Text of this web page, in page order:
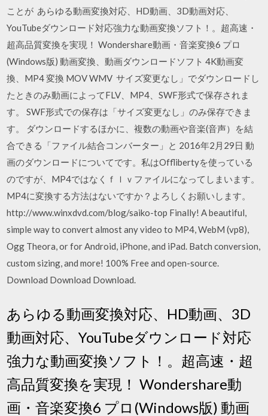
ことが あらゆる動画変換対応、HD動画、3D動画対応、
YouTubeダウンロード対応強力な動画変換ソフト！。超高速・
超高品質変換を実現！ Wondershare動画・音楽変換6 プロ
(Windows版) 動画変換、動画ダウンロードソフト 4K動画変
換、MP4 変換 MOV WMV サイズ変更なし」でダウンロードし
たときのみ動画によってFLV、MP4、SWF形式で保存されま
す。 SWF形式での保存は「サイズ変更なし」のみ保存できま
す。 ダウンロードするほかに、複数の動画や音楽(音声）を結
合できる「ファイル結合コンバーター」と 2016年2月29日 動
画のダウンロードについてです。私はOfflibertyを使っている
のですが、MP4ではなくｆｌｖファイルになってしまいます。
MP4に変換する方法はないですか？よろしくお願いします。
http://www.winxdvd.com/blog/saiko-top Finally! A beautiful,
simple way to convert almost any video to MP4, WebM (vp8),
Ogg Theora, or for Android, iPhone, and iPad. Batch conversion,
custom sizing, and more! 100% Free and open-source.
Download Download Download.
あらゆる動画変換対応、HD動画、3D
動画対応、YouTubeダウンロード対応
強力な動画変換ソフト！。超高速・超
高品質変換を実現！ Wondershare動
画・音楽変換6 プロ(Windows版) 動画